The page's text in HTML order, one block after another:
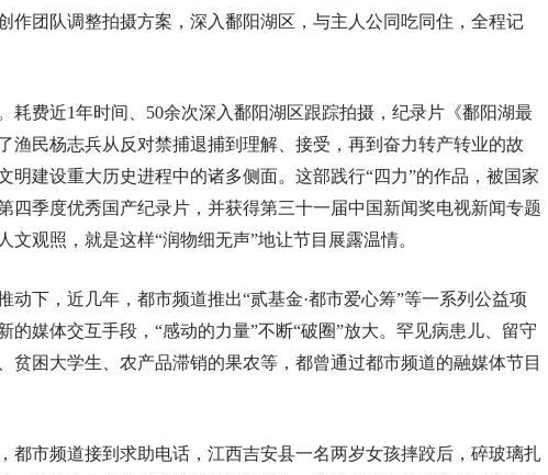
作团队调整拍摄方案，深入鄱阳湖区，与主人公同吃同住，全程记
费近1年时间、50余次深入鄱阳湖区跟踪拍摄，纪录片《鄱阳湖最
渔民杨志兵从反对禁捕退捕到理解、接受，再到奋力转产转业的故
明建设重大历史进程中的诸多侧面。这部践行“四力”的作品，被国家
四季度优秀国产纪录片，并获得第三十一届中国新闻奖电视新闻专题
文观照，就是这样“润物细无声”地让节目展露温情。
下，近几年，都市频道推出“贰基金·都市爱心筹”等一系列公益项
的媒体交互手段，“感动的力量”不断“破圈”放大。罕见病患儿、留守
贫困大学生、农产品滞销的果农等，都曾通过都市频道的融媒体节目
市频道接到求助电话，江西吉安县一名两岁女孩摔跤后，碎玻璃扎